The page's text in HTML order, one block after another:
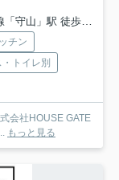
守山」駅 徒歩42分
チン
トイレ別
会社HOUSE GATE
もっと見る